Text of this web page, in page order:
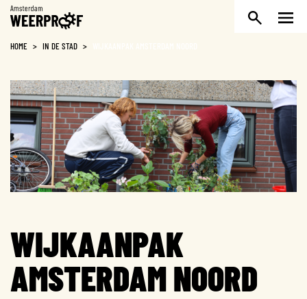
Weerproof
HOME > IN DE STAD >
WIJKAANPAK
AMSTERDAM NOORD